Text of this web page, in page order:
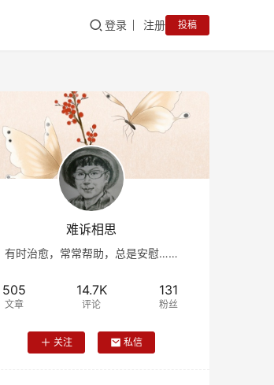
登录 注册 投稿
难诉相思
有时治愈，常常帮助，总是安慰……
505
文章
14.7K
评论
131
粉丝
关注 私信